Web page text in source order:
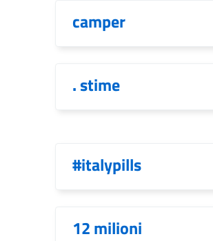
camper
. stime
#italypills
12 milioni